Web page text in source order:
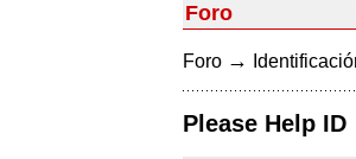
Foro
Foro →
Please Help ID